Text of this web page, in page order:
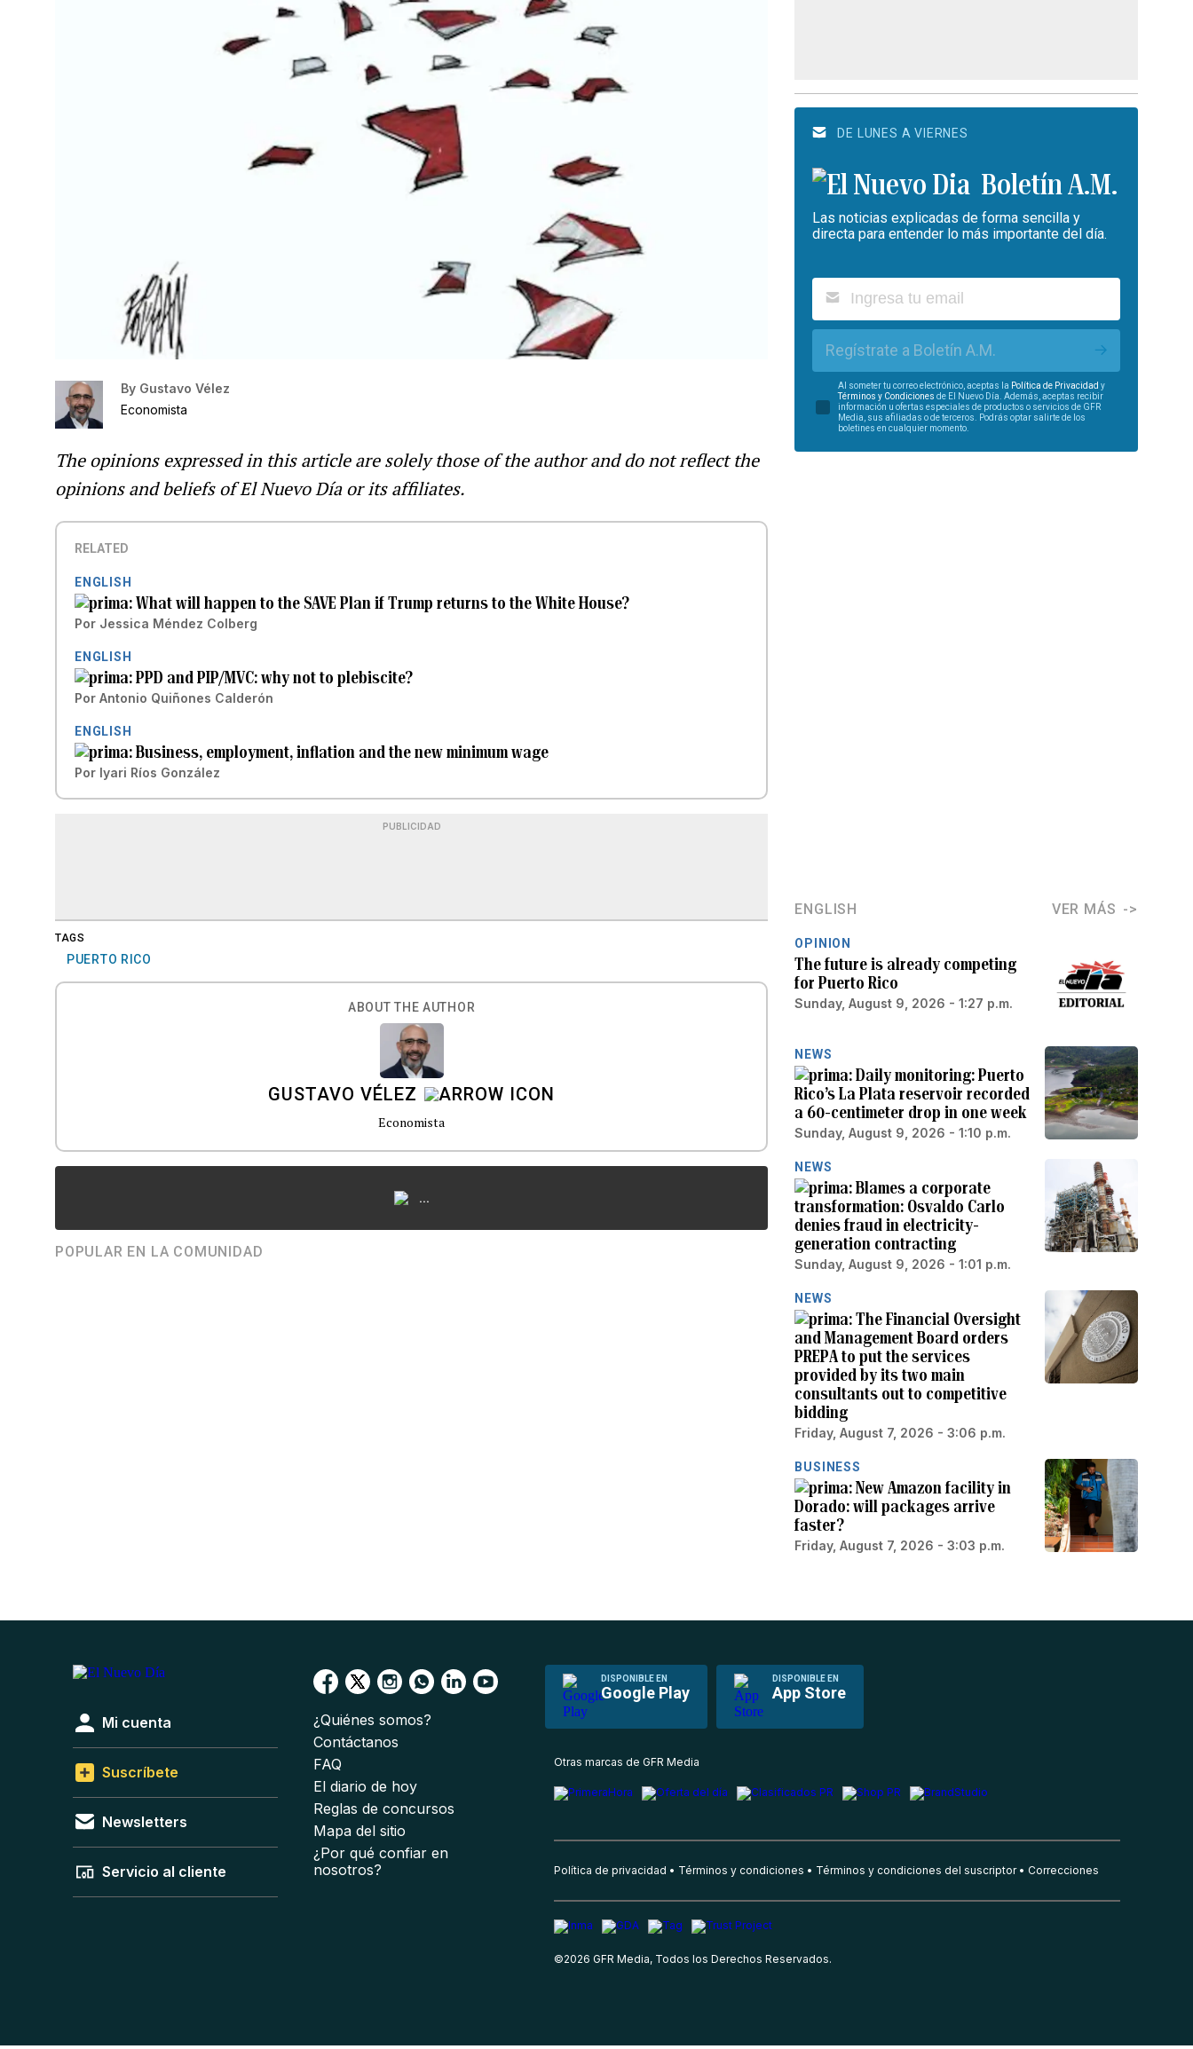
By Gustavo Vélez
Economista
The opinions expressed in this article are solely those of the author and do not reflect the
opinions and beliefs of El Nuevo Día or its affiliates.
RELATED
ENGLISH
What will happen to the SAVE Plan if Trump returns to the White House?
Por Jessica Méndez Colberg
ENGLISH
PPD and PIP/MVC: why not to plebiscite?
Por Antonio Quiñones Calderón
ENGLISH
Business, employment, inflation and the new minimum wage
Por Iyari Ríos González
PUBLICIDAD
TAGS
PUERTO RICO
ABOUT THE AUTHOR
GUSTAVO VÉLEZ
Economista
...
POPULAR EN LA COMUNIDAD
DE LUNES A VIERNES
Boletín A.M.
Las noticias explicadas de forma sencilla y
directa para entender lo más importante del día.
Regístrate a Boletín A.M.
Al someter tu correo electrónico, aceptas la Política de Privacidad y
Términos y Condiciones de El Nuevo Día. Además, aceptas recibir
información u ofertas especiales de productos o servicios de GFR
Media, sus afiliadas o de terceros. Podrás optar salirte de los
boletines en cualquier momento.
ENGLISH VER MÁS
OPINION
The future is already competing
for Puerto Rico
Sunday, August 9, 2026 - 1:27 p.m.
NEWS
Daily monitoring: Puerto
Rico’s La Plata reservoir recorded
a 60-centimeter drop in one week
Sunday, August 9, 2026 - 1:10 p.m.
NEWS
Blames a corporate
transformation: Osvaldo Carlo
denies fraud in electricity-
generation contracting
Sunday, August 9, 2026 - 1:01 p.m.
NEWS
The Financial Oversight
and Management Board orders
PREPA to put the services
provided by its two main
consultants out to competitive
bidding
Friday, August 7, 2026 - 3:06 p.m.
BUSINESS
New Amazon facility in
Dorado: will packages arrive
faster?
Friday, August 7, 2026 - 3:03 p.m.
DISPONIBLE EN
Google Play
DISPONIBLE EN
App Store
Mi cuenta
Suscríbete
Newsletters
Servicio al cliente
¿Quiénes somos?
Contáctanos
FAQ
El diario de hoy
Reglas de concursos
Mapa del sitio
¿Por qué confiar en
nosotros?
Otras marcas de GFR Media
Política de privacidad Términos y condiciones Términos y condiciones del suscriptor Correcciones
©2026 GFR Media, Todos los Derechos Reservados.